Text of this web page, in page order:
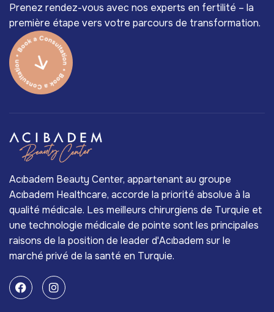
Prenez rendez-vous avec nos experts en fertilité – la
première étape vers votre parcours de transformation.
Acıbadem Beauty Center, appartenant au groupe
Acıbadem Healthcare, accorde la priorité absolue à la
qualité médicale. Les meilleurs chirurgiens de Turquie et
une technologie médicale de pointe sont les principales
raisons de la position de leader d'Acıbadem sur le
marché privé de la santé en Turquie.